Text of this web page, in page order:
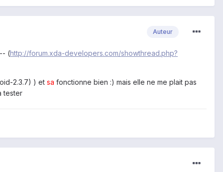
Auteur
(http://forum.xda-developers.com/showthread.php?
2.3.7) ) et sa fonctionne bien :) mais elle ne me plait pas
tester